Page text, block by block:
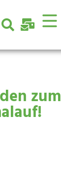
zum